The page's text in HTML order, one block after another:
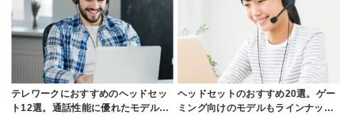
テレワークにおすすめのヘッドセッ
ト12選。通話性能に優れたモデル…
ヘッドセットのおすすめ20選。ゲー
ミング向けのモデルもラインナッ…